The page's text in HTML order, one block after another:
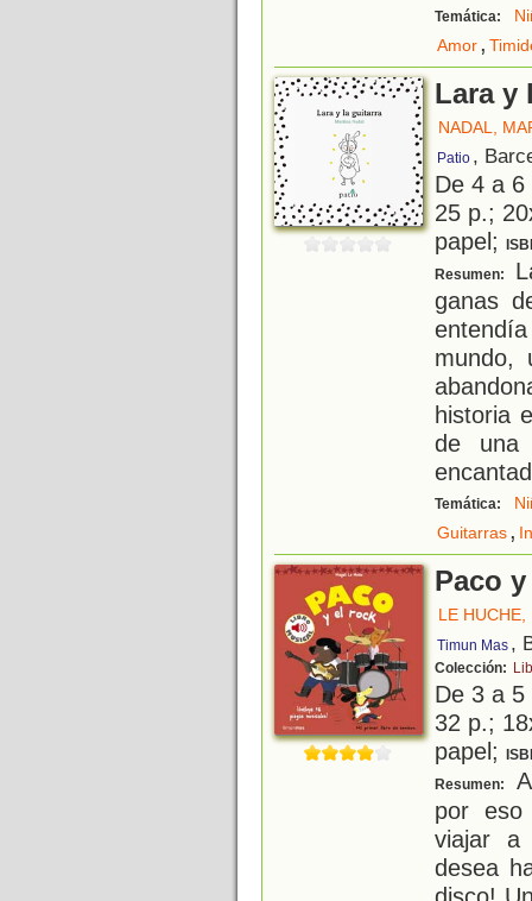
Temática:
Amor,
Lara y
NADAL,
Patio ,
De 4 a
25 p.;
papel;
Resumen:
ganas
mundo,
historia
de una
Temática:
Guitarras,
Paco
LE HUCHE,
Timun Mas ,
Colección:
De 3 a
32 p.;
papel;
Resumen:
por
viajar a
desea